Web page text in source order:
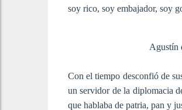
soy rico, soy embajador, soy
Agustín
Con el tiempo desconfió de
un servidor de la diplomacia
que hablaba de patria, pan y